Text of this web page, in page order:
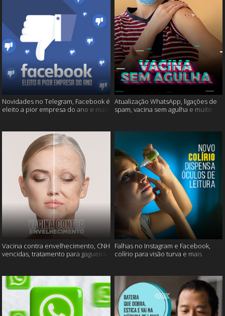
Novidades no Telegram, Facebook é
eleito a pior empresa do ano e mais
Atualização WhatsApp, ligações de
spam, vacina sem agulha e muito
Vacina contra envelhecimento, CNH
vencidas, tratamento para gagueira
Falhas no Instagram e Facebook,
colírio para visão turva e mais